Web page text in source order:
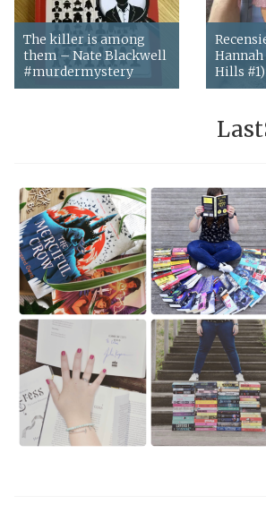
The killer is among
them – Nate Blackwell
#murdermystery
Hannah
Hills #1)